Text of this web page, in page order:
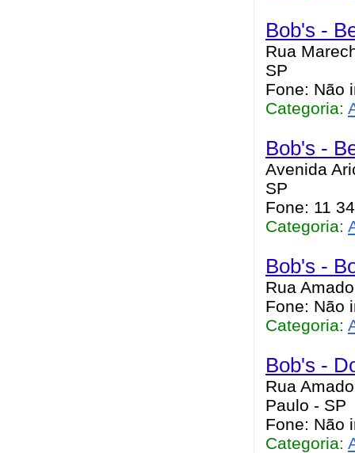
Bob's -
Rua
SP
Fone: Não
Categoria:
Bob's -
Avenida
SP
Fone: 11
Categoria:
Bob's -
Rua
Fone: Não
Categoria:
Bob's -
Rua
Paulo - SP
Fone: Não
Categoria: